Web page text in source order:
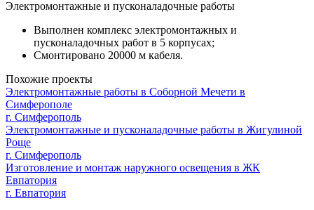
Электромонтажные и пусконаладочные работы
Выполнен комплекс электромонтажных и
пусконаладочных работ в 5 корпусах;
Смонтировано 20000 м кабеля.
Похожие проекты
Электромонтажные работы в Соборной Мечети в
Симферополе
г. Симферополь
Электромонтажные и пусконаладочные работы в Жигулиной
Роще
г. Симферополь
Изготовление и монтаж наружного освещения в ЖК
Евпатория
г. Евпатория